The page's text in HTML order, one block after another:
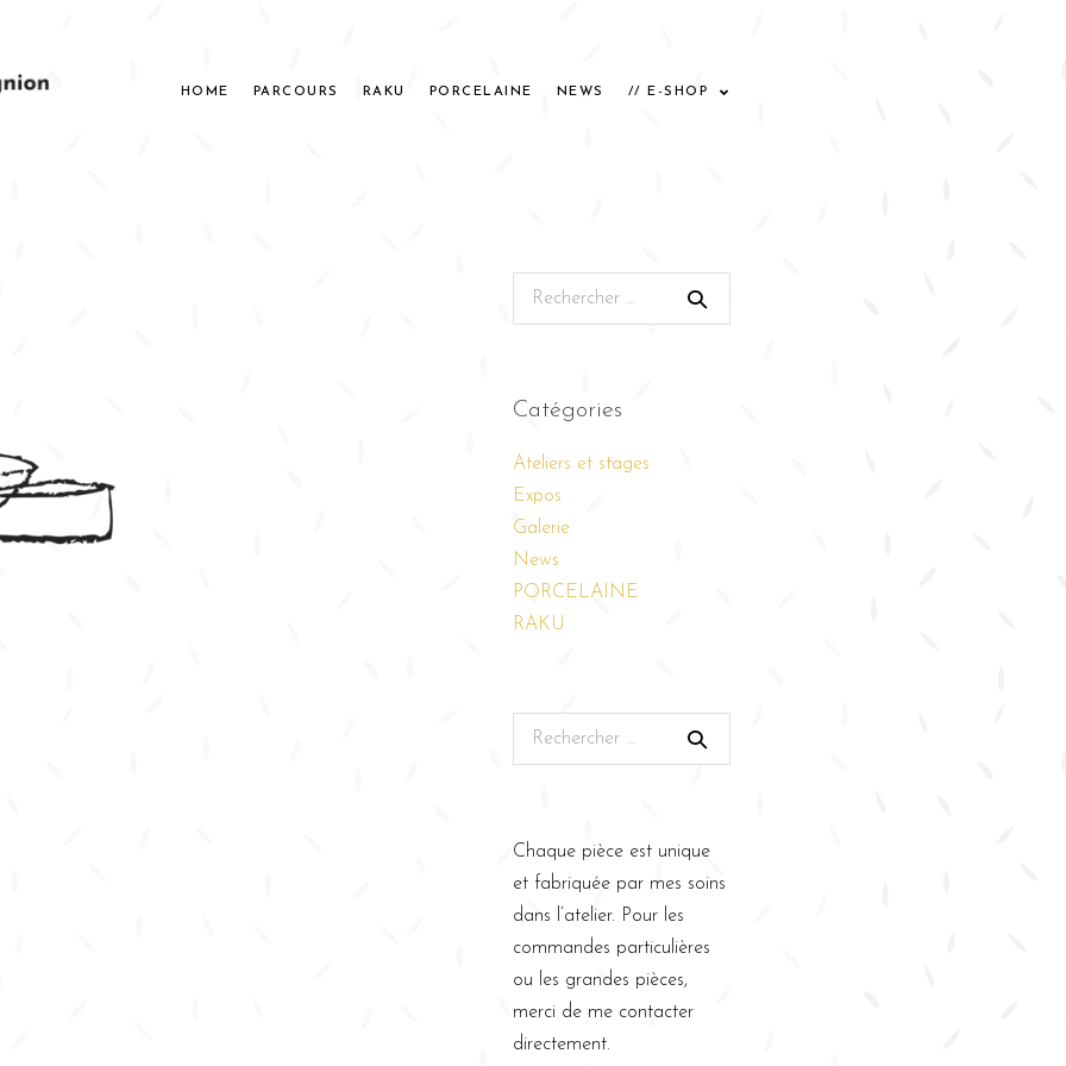
HOME PARCOURS RAKU PORCELAINE NEWS // E-SHOP
Catégories
Ateliers et stages
Expos
Galerie
News
PORCELAINE
RAKU
Chaque pièce est unique
et fabriquée par mes soins
dans l’atelier. Pour les
commandes particulières
ou les grandes pièces,
merci de me contacter
directement.